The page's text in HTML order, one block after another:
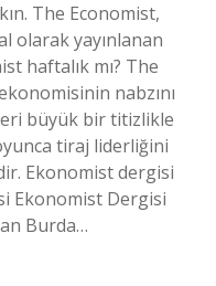
The Economist,
olarak yayınlanan
haftalık mı? The
nabzını
büyük bir titizlikle
tiraj liderliğini
Ekonomist dergisi
Ekonomist Dergisi
Burda…